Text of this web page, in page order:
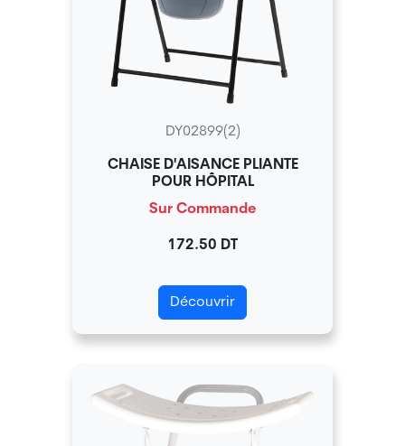
DY02899(2)
CHAISE D'AISANCE PLIANTE
POUR HÔPITAL
Sur Commande
172.50 DT
Découvrir